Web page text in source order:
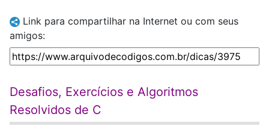
Link para compartilhar na Internet ou com seus
amigos:
Desafios, Exercícios e Algoritmos
Resolvidos de C